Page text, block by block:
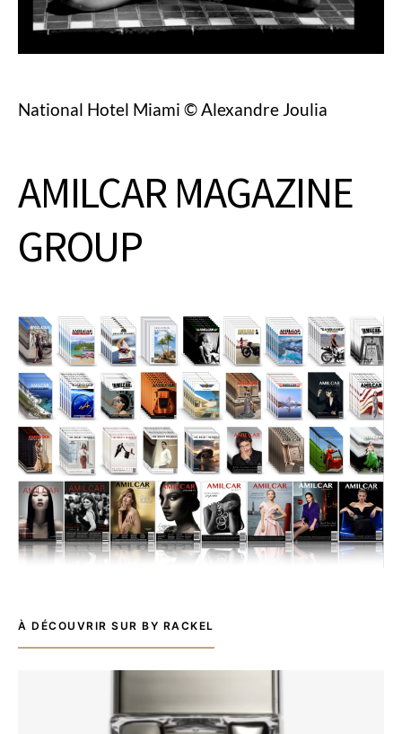
National Hotel Miami © Alexandre Joulia
AMILCAR MAGAZINE
GROUP
À DÉCOUVRIR SUR BY RACKEL